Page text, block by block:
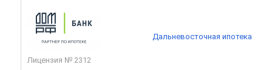
Лицензия № 2312
Дальневосточная ипотека